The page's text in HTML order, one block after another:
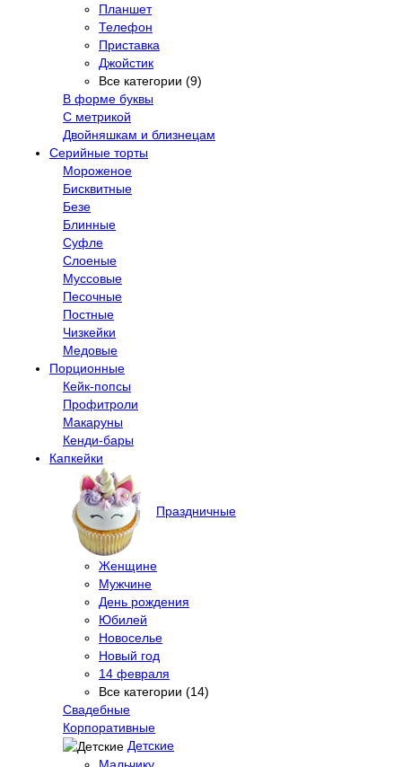
Планшет
Телефон
Приставка
Джойстик
Все категории (9)
В форме буквы
С метрикой
Двойняшкам и близнецам
Серийные торты
Мороженое
Бисквитные
Безе
Блинные
Суфле
Слоеные
Муссовые
Песочные
Постные
Чизкейки
Медовые
Порционные
Кейк-попсы
Профитроли
Макаруны
Кенди-бары
Капкейки
Праздничные
Женщине
Мужчине
День рождения
Юбилей
Новоселье
Новый год
14 февраля
Все категории (14)
Свадебные
Корпоративные
Детские